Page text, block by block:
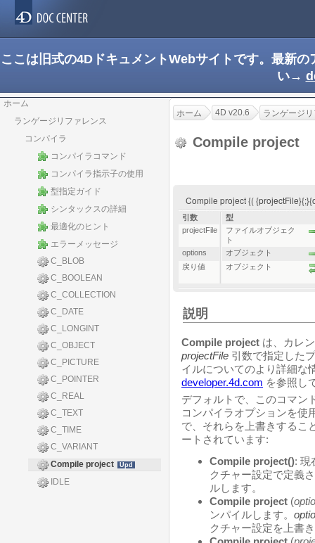
ここは旧式の4DドキュメントWebサイトです。最新
い→
ホーム
ランゲージリファレンス
コンパイラ
コンパイラコマンド
コンパイラ指示子の使用
型指定ガイド
シンタックスの詳細
最適化のヒント
エラーメッセージ
C_BLOB
C_BOOLEAN
C_COLLECTION
C_DATE
C_LONGINT
C_OBJECT
C_PICTURE
C_POINTER
C_REAL
C_TEXT
C_TIME
C_VARIANT
Compile project
Upd
IDLE
ホーム 4D v20.6 ランゲージ
Compile project
Compile project {(
引数
型
projectFile
ファイルオブジェク
ト
options
オブジェクト
戻り値
オブジェクト
説明
Compile project は、カレ
projectFile 引数で指定した
イルについてのより詳細な
developer.4d.com を参照し
デフォルトで、このコマン
コンパイラオプションを使
で、それらを上書きするこ
ートされています:
Compile project(): 現
クチャー設定で定義
ルします。
Compile project (
ンパイルします。
クチャー設定を上書